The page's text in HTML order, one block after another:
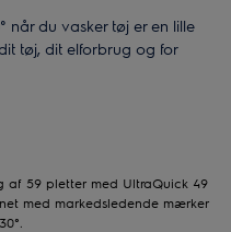
når du vasker tøj er en lille
tøj, dit elforbrug og for
af 59 pletter med UltraQuick 49
med markedsledende mærker